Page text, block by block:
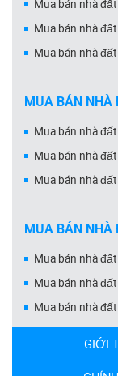
Mua bán nhà đất
Mua bán nhà
Mua bán nhà
MUA BÁN NHÀ
Mua bán nhà
Mua bán nhà
Mua bán nhà
MUA BÁN NHÀ
Mua bán nhà
Mua bán nhà
Mua bán nhà
GIỚI